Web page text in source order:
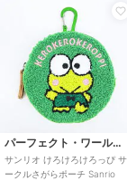
パーフェクト・ワールド・トーキョー
サンリオ けろけろけろっぴ サ
ークルさがらポーチ Sanrio